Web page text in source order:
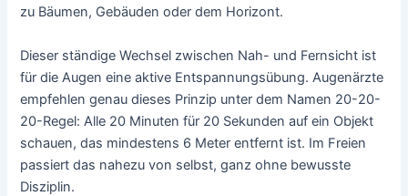
zu Bäumen, Gebäuden oder dem Horizont.
Dieser ständige Wechsel zwischen Nah- und Fernsicht ist
für die Augen eine aktive Entspannungsübung. Augenärzte
empfehlen genau dieses Prinzip unter dem Namen 20-20-
20-Regel: Alle 20 Minuten für 20 Sekunden auf ein Objekt
schauen, das mindestens 6 Meter entfernt ist. Im Freien
passiert das nahezu von selbst, ganz ohne bewusste
Disziplin.